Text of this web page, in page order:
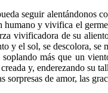
seguir
y vivifica el
vivificadora de su
y el sol, se descolora,
más que un
y, enderezando su
sorpresas de amor, las